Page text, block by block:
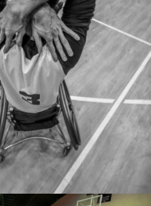
Ghadir Vaghari